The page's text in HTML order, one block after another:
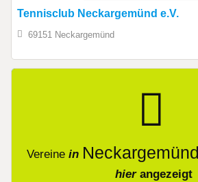
Tennisclub Neckargemünd e.V.
69151 Neckargemünd
Vereine in Neckargemünd
hierangezeigt